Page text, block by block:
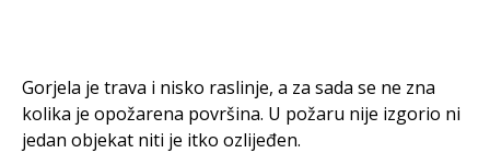
Gorjela je trava i nisko raslinje, a za sada se ne zna
kolika je opožarena površina. U požaru nije izgorio ni
jedan objekat niti je itko ozlijeđen.